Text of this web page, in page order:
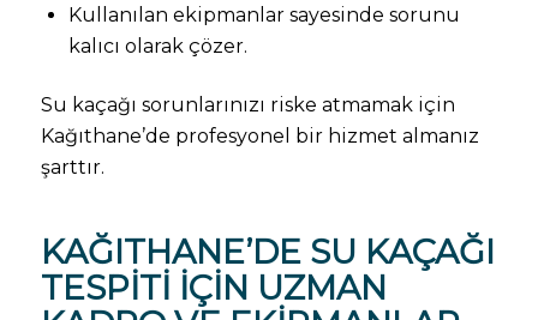
Kullanılan ekipmanlar sayesinde sorunu
kalıcı olarak çözer.
Su kaçağı sorunlarınızı riske atmamak için
Kağıthane’de profesyonel bir hizmet almanız
şarttır.
KAĞITHANE’DE SU KAÇAĞI
TESPITI İÇIN UZMAN